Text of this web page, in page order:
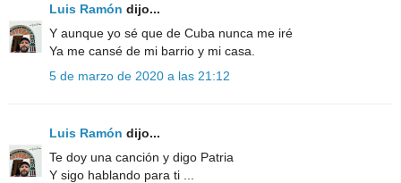
Luis Ramón dijo...
Y aunque yo sé que de Cuba nunca me iré
Ya me cansé de mi barrio y mi casa.
5 de marzo de 2020 a las 21:12
Luis Ramón dijo...
Te doy una canción y digo Patria
Y sigo hablando para ti ...